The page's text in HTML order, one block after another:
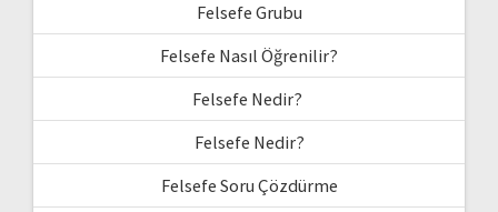
Felsefe Grubu
Felsefe Nasıl Öğrenilir?
Felsefe Nedir?
Felsefe Nedir?
Felsefe Soru Çözdürme